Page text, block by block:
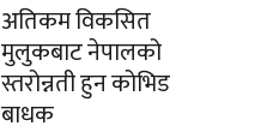
अतिकम विकसित
मुलुकबाट नेपालको
स्तरोन्नती हुन कोभिड
बाधक